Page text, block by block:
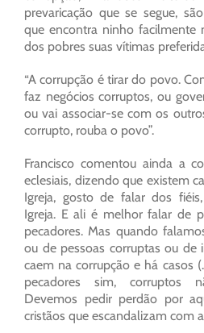
prevaricação que se segue,
que encontra ninho facilmente
dos pobres suas vítimas
“A corrupção é tirar do povo.
faz negócios corruptos, ou
ou vai associar-se com os
corrupto, rouba o povo”.
Francisco comentou ainda a
eclesiais, dizendo que existem
Igreja, gosto de falar dos
Igreja. E ali é melhor falar de
pecadores. Mas quando
ou de pessoas corruptas ou de
caem na corrupção e há casos
pecadores sim, corruptos
Devemos pedir perdão por
cristãos que escandalizam com a